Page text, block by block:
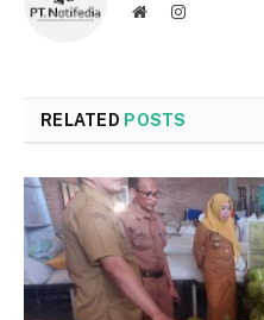
WebsiteInstagram
RELATED POSTS